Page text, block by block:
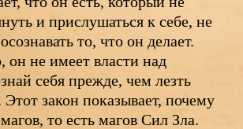
и прислушаться к себе, не
то, что он делает.
он не имеет власти над
себя прежде, чем лезть
Этот закон показывает, почему
то есть магов Сил Зла.